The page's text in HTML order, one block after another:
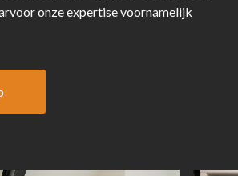
onze expertise voornamelijk